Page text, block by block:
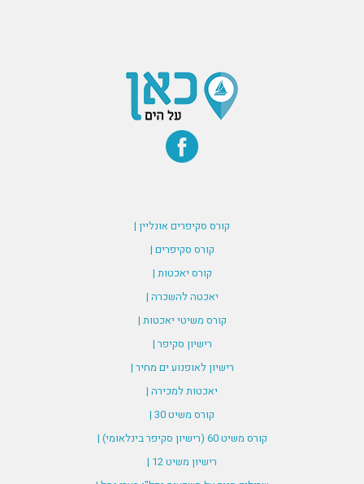
קורס סקיפרים אונליין |
קורס סקיפרים |
קורס יאכטות |
יאכטה להשכרה |
קורס משיטי יאכטות |
רישיון סקיפר |
רישיון לאופנוע ים מחיר |
יאכטות למכירה |
קורס משיט 30 |
קורס משיט 60 (רישיון סקיפר בינלאומי) |
רישיון משיט 12 |